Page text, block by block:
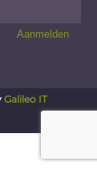
Galileo IT